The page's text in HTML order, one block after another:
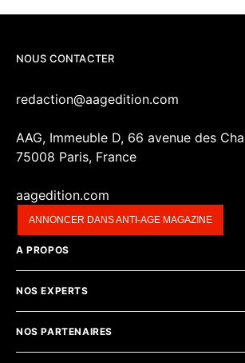
NOUS CONTACTER
redaction@aagedition.com
AAG, Immeuble D, 66 avenue des
75008 Paris, France
aagedition.com
ANNONCER DANS ANTI-AGE MAGAZINE
A PROPOS
NOS EXPERTS
NOS PARTENAIRES